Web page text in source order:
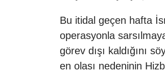
Bu itidal geçen hafta
operasyonla
görev dışı kaldığını
en olası nedeninin